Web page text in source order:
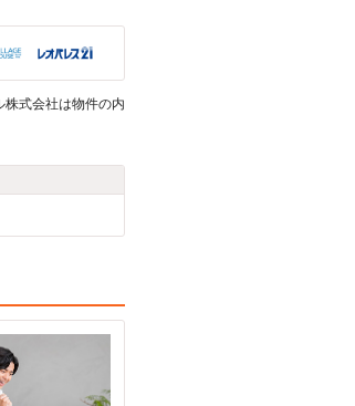
式会社は物件の内